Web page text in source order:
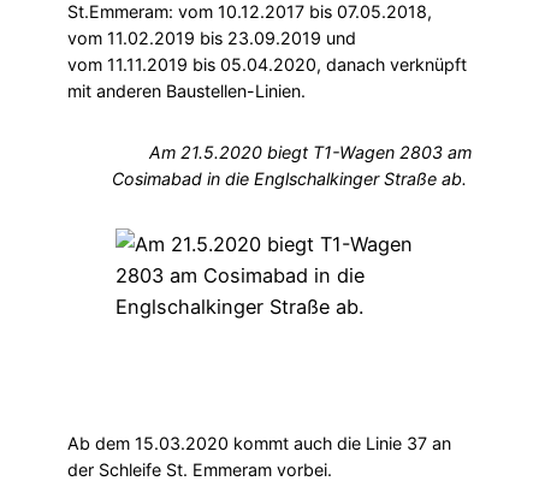
St.Emmeram: vom 10.12.2017 bis 07.05.2018,
vom 11.02.2019 bis 23.09.2019 und
vom 11.11.2019 bis 05.04.2020, danach verknüpft
mit anderen Baustellen-Linien.
Am 21.5.2020 biegt T1-Wagen 2803 am
Cosimabad in die Englschalkinger Straße ab.
Ab dem 15.03.2020 kommt auch die Linie 37 an
der Schleife St. Emmeram vorbei.